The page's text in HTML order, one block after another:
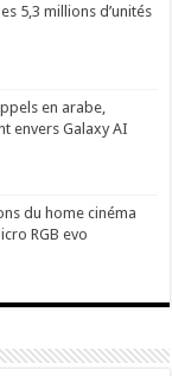
5,3 millions d’unités
en arabe,
envers Galaxy AI
du home cinéma
RGB evo